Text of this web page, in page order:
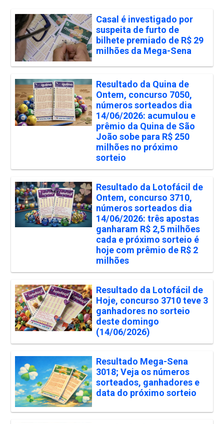
Casal é investigado por
suspeita de furto de
bilhete premiado de R$ 29
milhões da Mega-Sena
Resultado da Quina de
Ontem, concurso 7050,
números sorteados dia
14/06/2026: acumulou e
prêmio da Quina de São
João sobe para R$ 250
milhões no próximo
sorteio
Resultado da Lotofácil de
Ontem, concurso 3710,
números sorteados dia
14/06/2026: três apostas
ganharam R$ 2,5 milhões
cada e próximo sorteio é
hoje com prêmio de R$ 2
milhões
Resultado da Lotofácil de
Hoje, concurso 3710 teve 3
ganhadores no sorteio
deste domingo
(14/06/2026)
Resultado Mega-Sena
3018; Veja os números
sorteados, ganhadores e
data do próximo sorteio